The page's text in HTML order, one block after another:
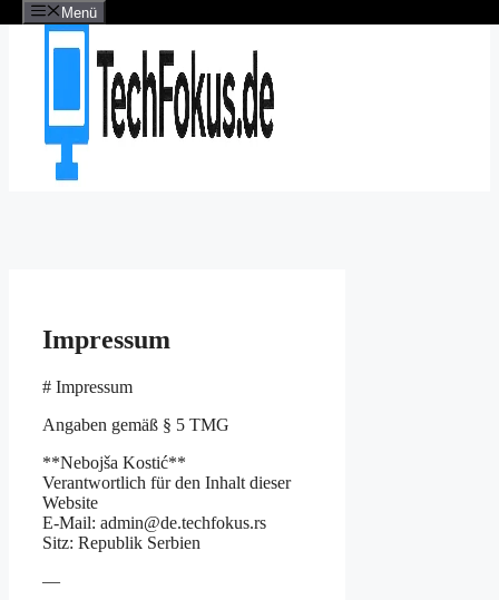
Zum
springen
Menü
Impressum
# Impressum
Angaben gemäß § 5 TMG
**Nebojša Kostić**
Verantwortlich für den Inhalt dieser
Website
E-Mail: admin@de.techfokus.rs
Sitz: Republik Serbien
—